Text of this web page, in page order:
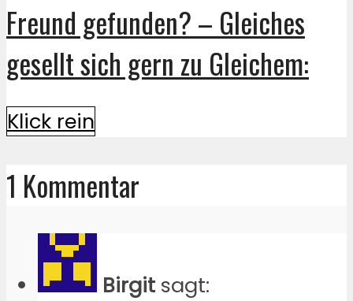
Freund gefunden? – Gleiches
gesellt sich gern zu Gleichem:
Klick rein
1 Kommentar
Birgit sagt: